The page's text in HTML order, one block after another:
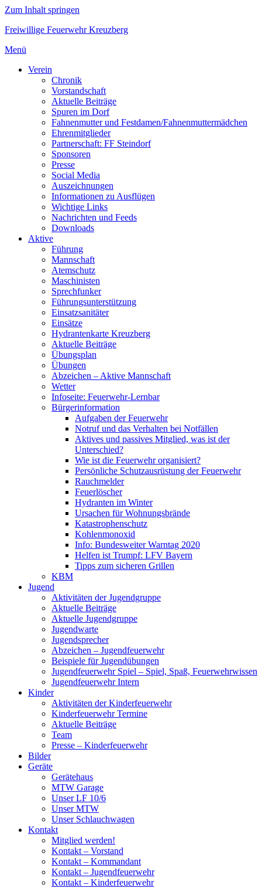
Zum Inhalt springen
Freiwillige Feuerwehr Kreuzberg
Menü
Verein
Chronik
Vorstandschaft
Aktuelle Beiträge
Spuren im Dorf
Fahnenmutter und Festdamen/Fahnenmuttermädchen
Ehrenmitglieder
Partnerschaft: FF Steindorf
Sponsoren
Presse
Social Media
Auszeichnungen
Informationen zu Ausflügen
Wichtige Links
Nachrichten und Feeds
Downloads
Aktive
Führung
Mannschaft
Atemschutz
Maschinisten
Sprechfunker
Führungsunterstützung
Einsatzsanitäter
Einsätze
Hydrantenkarte Kreuzberg
Aktuelle Beiträge
Übungsplan
Übungen
Abzeichen – Aktive Mannschaft
Wetter
Infoseite: Feuerwehr-Lernbar
Bürgerinformation
Aufgaben der Feuerwehr
Notruf und das Verhalten bei Notfällen
Aktives und passives Mitglied, was ist der
Unterschied?
Wie ist die Feuerwehr organisiert?
Persönliche Schutzausrüstung der Feuerwehr
Rauchmelder
Feuerlöscher
Hydranten im Winter
Ursachen für Wohnungsbrände
Katastrophenschutz
Kohlenmonoxid
Info: Bundesweiter Warntag 2020
Helfen ist Trumpf: LFV Bayern
Tipps zum sicheren Grillen
KBM
Jugend
Aktivitäten der Jugendgruppe
Aktuelle Beiträge
Aktuelle Jugendgruppe
Jugendwarte
Jugendsprecher
Abzeichen – Jugendfeuerwehr
Beispiele für Jugendübungen
Jugendfeuerwehr Spiel – Spiel, Spaß, Feuerwehrwissen
Jugendfeuerwehr Intern
Kinder
Aktivitäten der Kinderfeuerwehr
Kinderfeuerwehr Termine
Aktuelle Beiträge
Team
Presse – Kinderfeuerwehr
Bilder
Geräte
Gerätehaus
MTW Garage
Unser LF 10/6
Unser MTW
Unser Schlauchwagen
Kontakt
Mitglied werden!
Kontakt – Vorstand
Kontakt – Kommandant
Kontakt – Jugendfeuerwehr
Kontakt – Kinderfeuerwehr